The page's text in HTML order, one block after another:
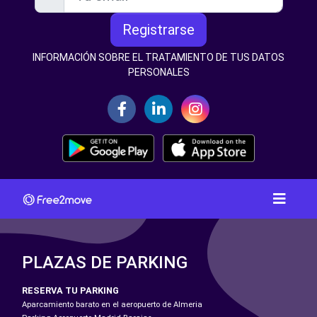
Registrarse
INFORMACIÓN SOBRE EL TRATAMIENTO DE TUS DATOS
PERSONALES
PLAZAS DE PARKING
RESERVA TU PARKING
Aparcamiento barato en el aeropuerto de Almeria